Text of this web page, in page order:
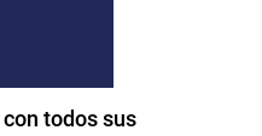
todos sus